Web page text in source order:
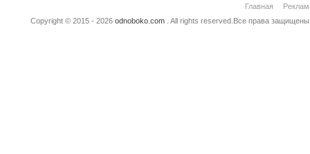
Главная
Copyright © 2015 - 2026 odnoboko.com. All rights reserved.Все права защищены.